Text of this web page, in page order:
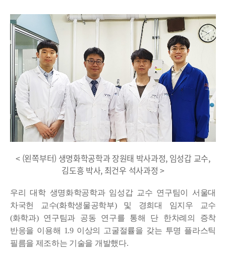
< (왼쪽부터) 생명화학공학과 장원태 박사과정, 임성갑 교수,
김도흥 박사, 최건우 석사과정 >
우리 대학 생명화학공학과 임성갑 교수 연구팀이 서울대
차국헌 교수(화학생물공학부) 및 경희대 임지우 교수
(화학과) 연구팀과 공동 연구를 통해 단 한차례의 증착
반응을 이용해 1.9 이상의 고굴절률을 갖는 투명 플라스틱
필름을 제조하는 기술을 개발했다.